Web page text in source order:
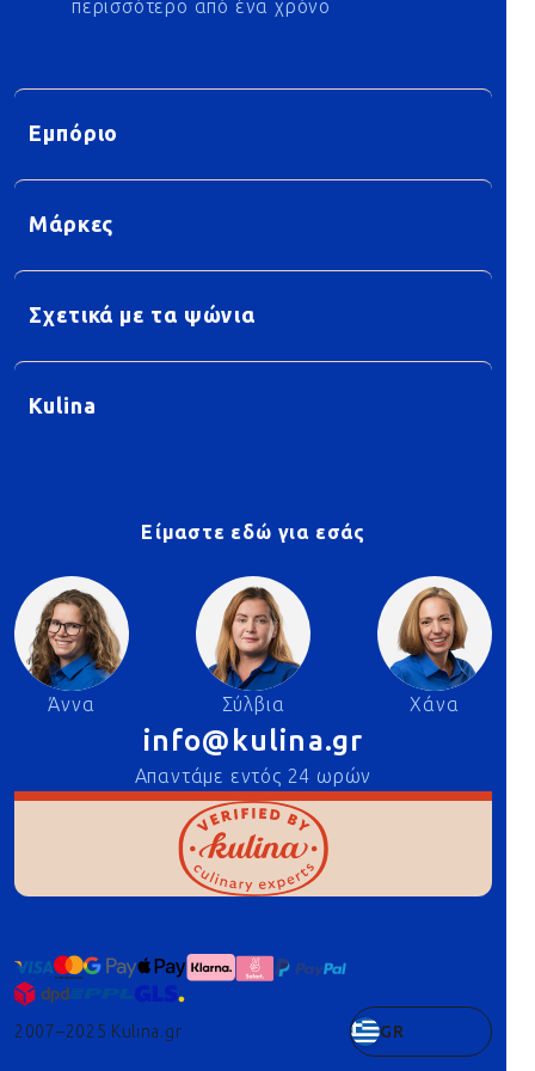
περισσότερο από ένα χρόνο
Εμπόριο
Μάρκες
Σχετικά με τα ψώνια
Kulina
Είμαστε εδώ για εσάς
Άννα Σύλβια Χάνα
info@kulina.gr
Απαντάμε εντός 24 ωρών
2007–2025 Kulina.gr GR